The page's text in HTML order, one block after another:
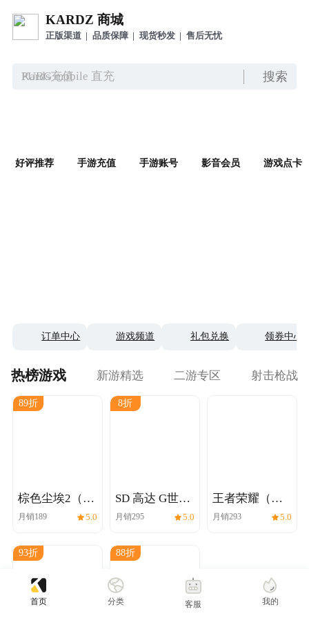
KARDZ 商城
正版渠道 | 品质保障 | 现货秒发 | 售后无忧
PUBG mobile 直充
王者荣耀国际服
Kards充值
三角洲行动充值
搜索
好评推荐 手游充值 手游账号 影音会员 游戏点卡
订单中心 游戏频道 礼包兑换 领券中心
热榜游戏 新游精选 二游专区 射击枪战
89折
棕色尘埃2（国
际服）代充
月销189 5.0
8折
SD 高达 G世代
永恒 (国际服）
月销295 5.0
王者荣耀（国
际服）直充③
月销293 5.0
93折 88折
首页 分类 客服 我的